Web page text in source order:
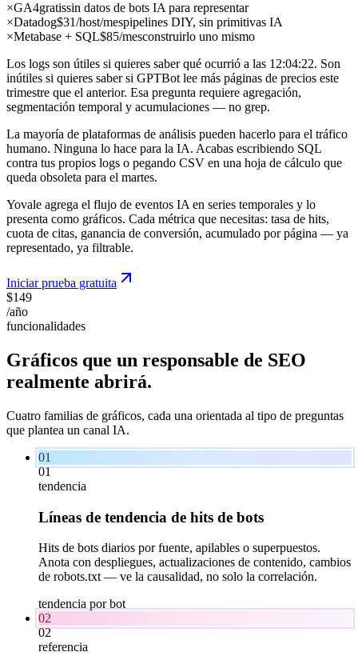
×GA4gratissin datos de bots IA para representar
×Datadog$31/host/mespipelines DIY, sin primitivas IA
×Metabase + SQL$85/mesconstruirlo uno mismo
Los logs son útiles si quieres saber qué ocurrió a las 12:04:22. Son
inútiles si quieres saber si GPTBot lee más páginas de precios este
trimestre que el anterior. Esa pregunta requiere agregación,
segmentación temporal y acumulaciones — no grep.
La mayoría de plataformas de análisis pueden hacerlo para el tráfico
humano. Ninguna lo hace para la IA. Acabas escribiendo SQL
contra tus propios logs o pegando CSV en una hoja de cálculo que
queda obsoleta para el martes.
Yovale agrega el flujo de eventos IA en series temporales y lo
presenta como gráficos. Cada métrica que necesitas: tasa de hits,
cuota de citas, ganancia de conversión, acumulado por página — ya
representado, ya filtrable.
Iniciar prueba gratuita
$149
/año
funcionalidades
Gráficos que un responsable de SEO
realmente abrirá.
Cuatro familias de gráficos, cada una orientada al tipo de preguntas
que plantea un canal IA.
01
01
tendencia
Líneas de tendencia de hits de bots
Hits de bots diarios por fuente, apilables o superpuestos.
Anota con despliegues, actualizaciones de contenido, cambios
de robots.txt — ve la causalidad, no solo la correlación.
tendencia por bot
02
02
referencia